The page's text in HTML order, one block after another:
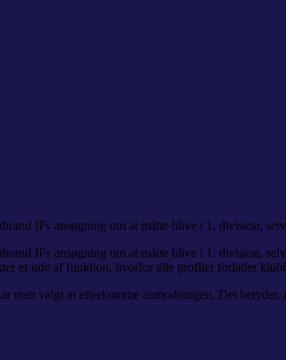
IFs ansøgning om at måtte blive i 1. division,
IFs ansøgning om at måtte blive i 1. division,
er ude af funktion, hvorfor alle profiler forlader
man valgt at efterkomme anmodningen. Det